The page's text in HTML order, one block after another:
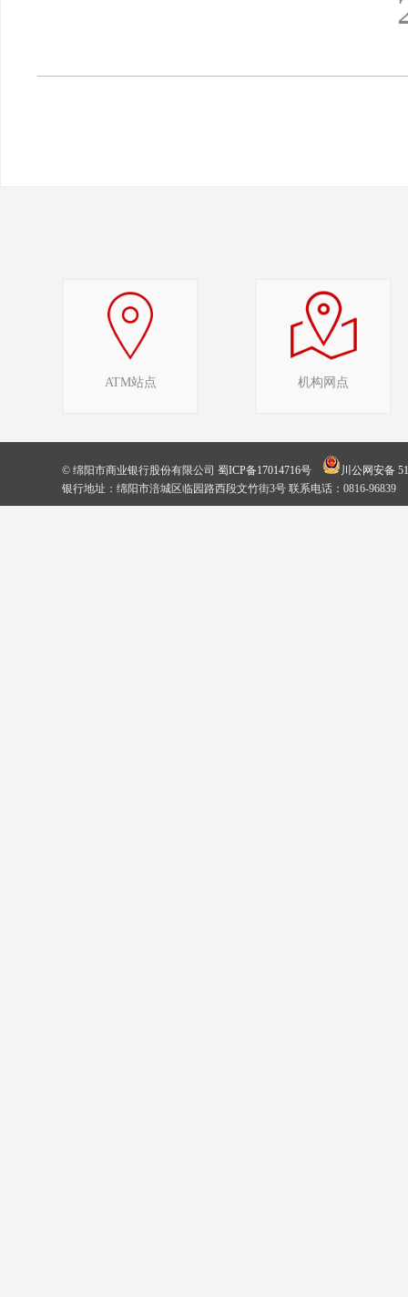
2025年
ATM站点 机构网点
© 绵阳市商业银行股份有限公司 蜀ICP备17014716号
川公网安备
银行地址：绵阳市涪城区临园路西段文竹街3号 联系电话：0816-96839